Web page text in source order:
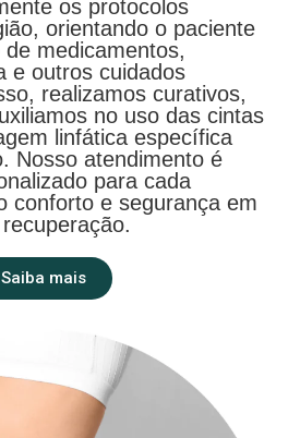
os protocolos
orientando o paciente
medicamentos,
e outros cuidados
realizamos curativos,
no uso das cintas
linfática específica
Nosso atendimento é
para cada
conforto e segurança em
Saiba mais